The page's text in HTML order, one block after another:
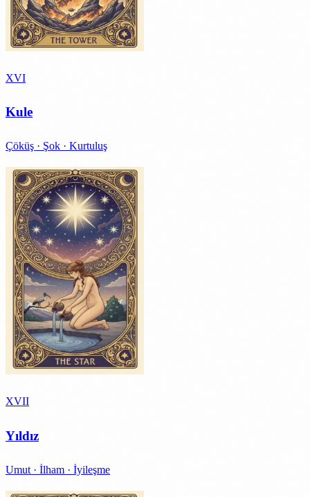
XVI
Kule
Çöküş · Şok · Kurtuluş
XVII
Yıldız
Umut · İlham · İyileşme